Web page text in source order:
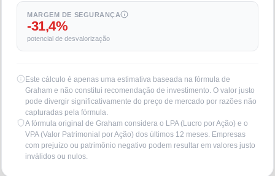
MARGEM DE SEGURANÇA
-31,4%
potencial de desvalorização
Este cálculo é apenas uma estimativa baseada na fórmula de
Graham e não constitui recomendação de investimento. O valor justo
pode divergir significativamente do preço de mercado por razões não
capturadas pela fórmula.
A fórmula original de Graham considera o LPA (Lucro por Ação) e o
VPA (Valor Patrimonial por Ação) dos últimos 12 meses. Empresas
com prejuízo ou patrimônio negativo podem resultar em valores justo
inválidos ou nulos.